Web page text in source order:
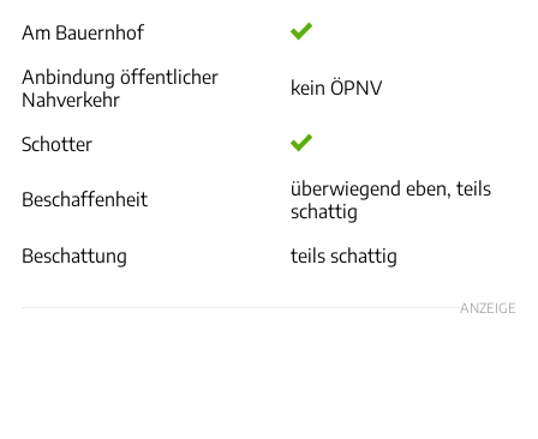
Am Bauernhof
Anbindung öffentlicher
Nahverkehr
kein ÖPNV
Schotter
Beschaffenheit
überwiegend eben, teils
schattig
Beschattung
teils schattig
ANZEIGE